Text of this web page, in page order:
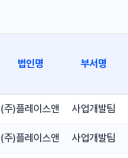
법인명 부서명
(주)플레이스앤 사업개발팀
(주)플레이스앤 사업개발팀